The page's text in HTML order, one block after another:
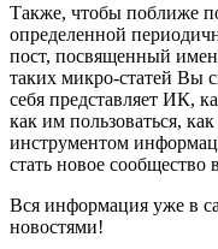
Также, чтобы поближе
определенной
пост, посвященный
таких микро-статей Вы
себя представляет ИК,
как им пользоваться,
инструментом
стать новое
Вся информация уже в
новостями!